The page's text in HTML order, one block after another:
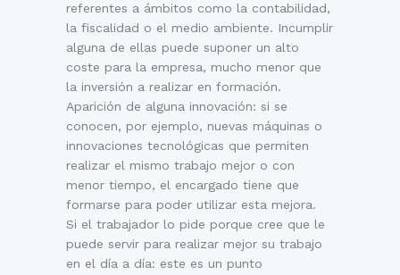
referentes a ámbitos como la contabilidad,
la fiscalidad o el medio ambiente. Incumplir
alguna de ellas puede suponer un alto
coste para la empresa, mucho menor que
la inversión a realizar en formación.
Aparición de alguna innovación: si se
conocen, por ejemplo, nuevas máquinas o
innovaciones tecnológicas que permiten
realizar el mismo trabajo mejor o con
menor tiempo, el encargado tiene que
formarse para poder utilizar esta mejora.
Si el trabajador lo pide porque cree que le
puede servir para realizar mejor su trabajo
en el día a día: este es un punto